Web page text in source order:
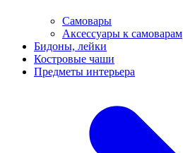
Самовары
Аксессуары к самоварам
Бидоны, лейки
Костровые чаши
Предметы интерьера